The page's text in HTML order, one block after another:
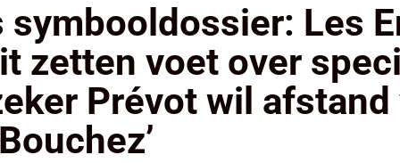
Stop de Persen
Het Merk België
De Doodgravers van België
Bpost Hold-up
symbooldossier: Les
zetten voet over
Prévot wil afstand